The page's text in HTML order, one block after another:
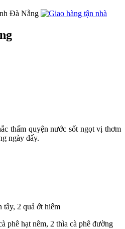
Đà Nẵng
thấm quyện nước sốt ngọt vị thơm
ngày đấy.
tây, 2 quả ớt hiểm
phê hạt nêm, 2 thìa cà phê đường